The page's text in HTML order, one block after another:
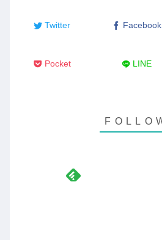
Twitter Facebook
Pocket LINE